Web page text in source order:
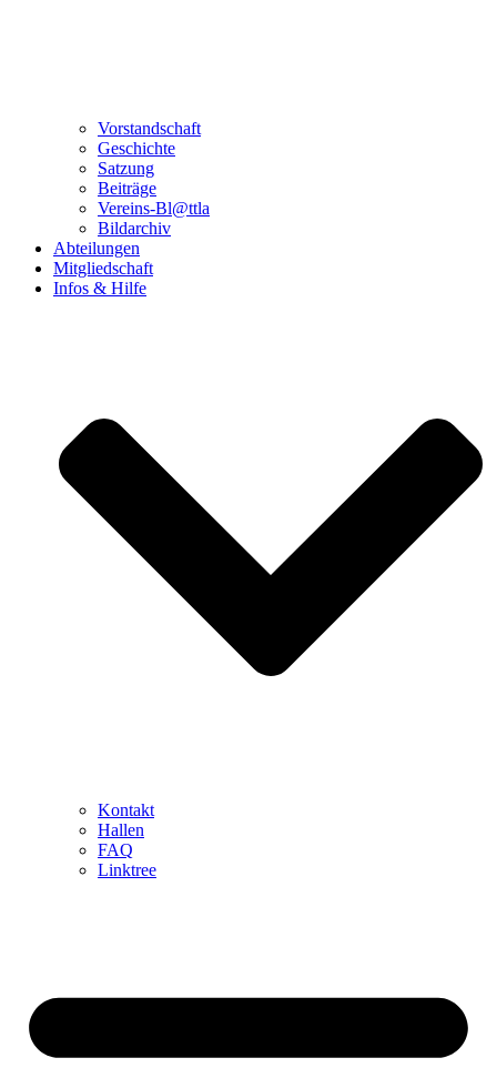
Vorstandschaft
Geschichte
Satzung
Beiträge
Vereins-Bl@ttla
Bildarchiv
Abteilungen
Mitgliedschaft
Infos & Hilfe
Kontakt
Hallen
FAQ
Linktree